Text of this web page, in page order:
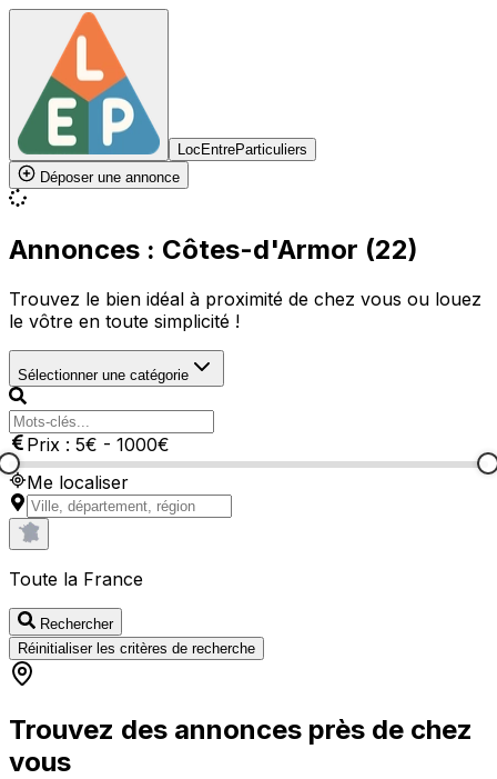
LocEntreParticuliers
Déposer une annonce
Annonces : Côtes-d'Armor (22)
Trouvez le bien idéal à proximité de chez vous ou louez
le vôtre en toute simplicité !
Sélectionner une catégorie
Prix : 5€ - 1000€
Me localiser
Toute la France
Rechercher
Réinitialiser les critères de recherche
Trouvez des annonces près de chez
vous